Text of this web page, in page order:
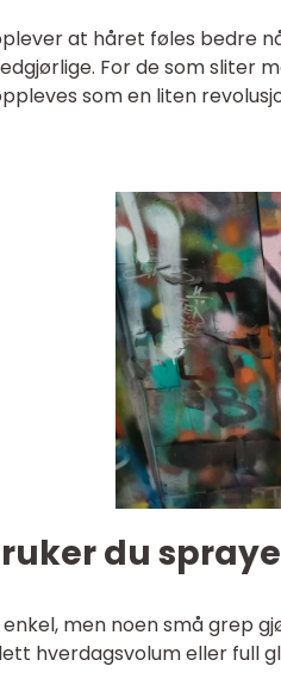
at håret føles bedre
For de som sliter
som en liten
du
men noen små grep
hverdagsvolum eller full